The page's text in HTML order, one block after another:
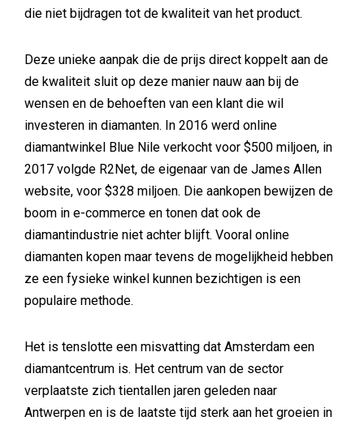
die niet bijdragen tot de kwaliteit van het product.
Deze unieke aanpak die de prijs direct koppelt aan de
de kwaliteit sluit op deze manier nauw aan bij de
wensen en de behoeften van een klant die wil
investeren in diamanten. In 2016 werd online
diamantwinkel Blue Nile verkocht voor $500 miljoen, in
2017 volgde R2Net, de eigenaar van de James Allen
website, voor $328 miljoen. Die aankopen bewijzen de
boom in e-commerce en tonen dat ook de
diamantindustrie niet achter blijft. Vooral online
diamanten kopen maar tevens de mogelijkheid hebben
ze een fysieke winkel kunnen bezichtigen is een
populaire methode.
Het is tenslotte een misvatting dat Amsterdam een
diamantcentrum is. Het centrum van de sector
verplaatste zich tientallen jaren geleden naar
Antwerpen en is de laatste tijd sterk aan het groeien in